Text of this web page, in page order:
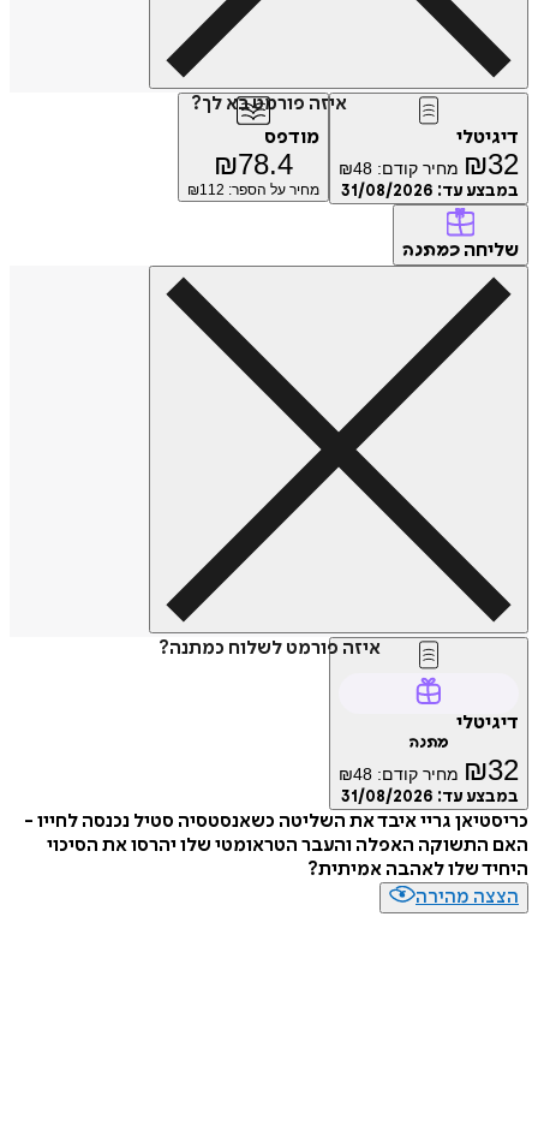
איזה פורמט בא לך?
₪ מחיר קודם: ₪48
עד:31/08/2026
מודפס
₪78.4
מחיר על הספר: ₪112
כמתנה
איזה פורמט לשלוח כמתנה?
₪ מחיר קודם: ₪48
עד:31/08/2026
גריי איבד את השליטה כשאנסטסיה סטיל נכנסה לחייו -
האפלה והעבר הטראומטי שלו יהרסו את הסיכוי
שלו לאהבה אמיתית?
מהירה